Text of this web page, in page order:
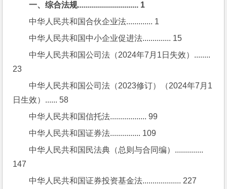
一、综合法规.............................. 1
中华人民共和国合伙企业法............. 1
中华人民共和国中小企业促进法.............. 15
中华人民共和国公司法（2024年7月1日失效）........
23
中华人民共和国公司法（2023修订）（2024年7月1
日生效）...... 58
中华人民共和国信托法.................. 99
中华人民共和国证券法............... 109
中华人民共和国民法典（总则与合同编）..............
147
中华人民共和国证券投资基金法................... 227